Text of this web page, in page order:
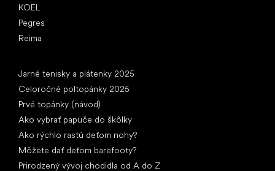
KOEL
Pegres
Reima
Jarné tenisky a plátenky 2025
Celoročné poltopánky 2025
Prvé topánky (návod)
Ako vybrať papuče do škôlky
Ako rýchlo rastú deťom nohy?
Môžete dať deťom barefooty?
Prirodzený vývoj chodidla od A do Z